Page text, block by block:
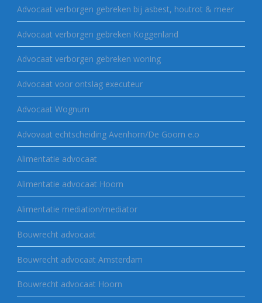
Advocaat verborgen gebreken bij asbest, houtrot & meer
Advocaat verborgen gebreken Koggenland
Advocaat verborgen gebreken woning
Advocaat voor ontslag executeur
Advocaat Wognum
Advovaat echtscheiding Avenhorn/De Goorn e.o
Alimentatie advocaat
Alimentatie advocaat Hoorn
Alimentatie mediation/mediator
Bouwrecht advocaat
Bouwrecht advocaat Amsterdam
Bouwrecht advocaat Hoorn